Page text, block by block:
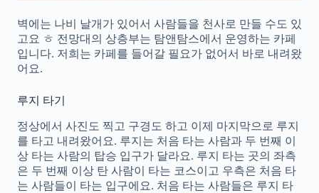
벽에는 나비 날개가 있어서 사람들을 천사로 만들 수도 있
고요 ㅎ 전망대의 상층부는 탐앤탐스에서 운영하는 카페
입니다. 저희는 카페를 들어갈 필요가 없어서 바로 내려왔
어요.
루지 타기
정상에서 사진도 찍고 구경도 하고 이제 마지막으로 루지
를 타고 내려왔어요. 루지는 처음 타는 사람과 두 번째 이
상 타는 사람의 탑승 입구가 달라요. 루지 타는 곳의 좌측
은 두 번째 이상 탄 사람이 타는 코스이고 우측은 처음 타
는 사람들이 타는 입구에요. 처음 타는 사람들은 루지 타